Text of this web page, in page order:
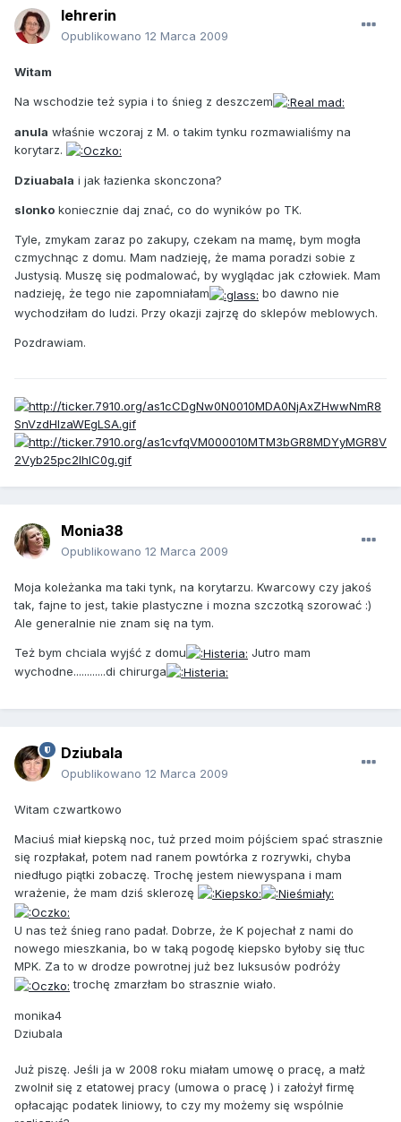
lehrerin
Opublikowano 12 Marca 2009
Witam
Na wschodzie też sypia i to śnieg z deszczem
anula właśnie wczoraj z M. o takim tynku rozmawialiśmy na
korytarz.
Dziuabala i jak łazienka skonczona?
slonko koniecznie daj znać, co do wyników po TK.
Tyle, zmykam zaraz po zakupy, czekam na mamę, bym mogła
czmychnąc z domu. Mam nadzieję, że mama poradzi sobie z
Justysią. Muszę się podmalować, by wyglądac jak człowiek. Mam
nadzieję, że tego nie zapomniałam
bo dawno nie
wychodziłam do ludzi. Przy okazji zajrzę do sklepów meblowych.
Pozdrawiam.
Monia38
Opublikowano 12 Marca 2009
Moja koleżanka ma taki tynk, na korytarzu. Kwarcowy czy jakoś
tak, fajne to jest, takie plastyczne i mozna szczotką szorować :)
Ale generalnie nie znam się na tym.
Też bym chciala wyjść z domu
Jutro mam
wychodne............di chirurga
Dziubala
Opublikowano 12 Marca 2009
Witam czwartkowo
Maciuś miał kiepską noc, tuż przed moim pójściem spać strasznie
się rozpłakał, potem nad ranem powtórka z rozrywki, chyba
niedługo piątki zobaczę. Trochę jestem niewyspana i mam
wrażenie, że mam dziś sklerozę
U nas też śnieg rano padał. Dobrze, że K pojechał z nami do
nowego mieszkania, bo w taką pogodę kiepsko byłoby się tłuc
MPK. Za to w drodze powrotnej już bez luksusów podróży
trochę zmarzłam bo strasznie wiało.
monika4
Dziubala
Już piszę. Jeśli ja w 2008 roku miałam umowę o pracę, a małż
zwolnił się z etatowej pracy (umowa o pracę ) i założył firmę
opłacając podatek liniowy, to czy my możemy się wspólnie